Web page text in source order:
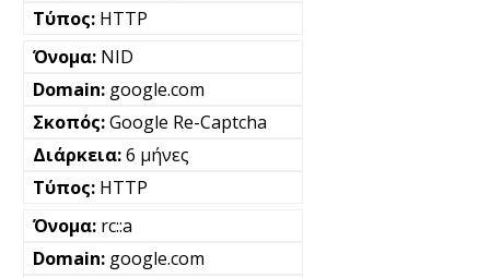
HTTP
NID
google.com
Google Re-Captcha
6 μήνες
HTTP
rc::a
google.com